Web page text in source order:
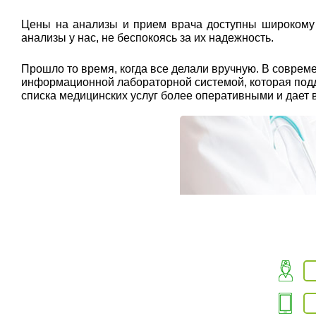
Цены на анализы и прием врача доступны широкому
анализы у нас, не беспокоясь за их надежность.
Прошло то время, когда все делали вручную. В
информационной лабораторной системой, которая
списка медицинских услуг более оперативными и